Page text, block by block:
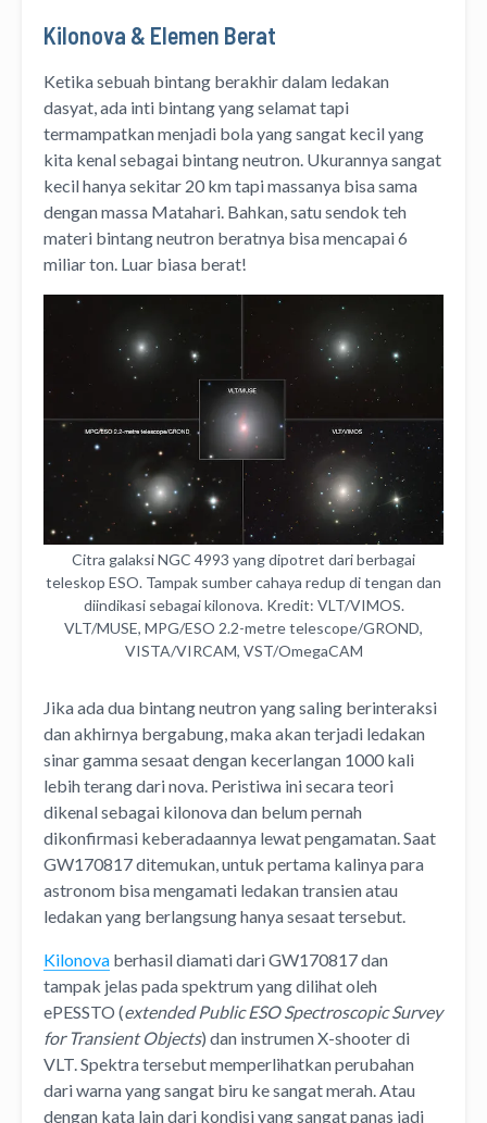
Kilonova & Elemen Berat
Ketika sebuah bintang berakhir dalam ledakan
dasyat, ada inti bintang yang selamat tapi
termampatkan menjadi bola yang sangat kecil yang
kita kenal sebagai bintang neutron. Ukurannya sangat
kecil hanya sekitar 20 km tapi massanya bisa sama
dengan massa Matahari. Bahkan, satu sendok teh
materi bintang neutron beratnya bisa mencapai 6
miliar ton. Luar biasa berat!
Citra galaksi NGC 4993 yang dipotret dari berbagai
teleskop ESO. Tampak sumber cahaya redup di tengan dan
diindikasi sebagai kilonova. Kredit: VLT/VIMOS.
VLT/MUSE, MPG/ESO 2.2-metre telescope/GROND,
VISTA/VIRCAM, VST/OmegaCAM
Jika ada dua bintang neutron yang saling berinteraksi
dan akhirnya bergabung, maka akan terjadi ledakan
sinar gamma sesaat dengan kecerlangan 1000 kali
lebih terang dari nova. Peristiwa ini secara teori
dikenal sebagai kilonova dan belum pernah
dikonfirmasi keberadaannya lewat pengamatan. Saat
GW170817 ditemukan, untuk pertama kalinya para
astronom bisa mengamati ledakan transien atau
ledakan yang berlangsung hanya sesaat tersebut.
Kilonova berhasil diamati dari GW170817 dan
tampak jelas pada spektrum yang dilihat oleh
ePESSTO (extended Public ESO Spectroscopic Survey
for Transient Objects) dan instrumen X-shooter di
VLT. Spektra tersebut memperlihatkan perubahan
dari warna yang sangat biru ke sangat merah. Atau
dengan kata lain dari kondisi yang sangat panas jadi